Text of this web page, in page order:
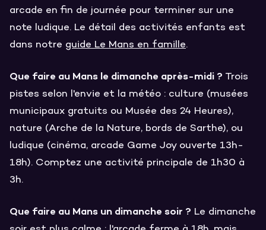
arcade en fin de journée pour terminer sur une
note ludique. Le détail des activités enfants est
dans notre guide Le Mans en famille.
Que faire au Mans le dimanche après-midi ? Trois
pistes selon l'envie et la météo : culture (musées
municipaux gratuits ou Musée des 24 Heures),
nature (Arche de la Nature, bords de Sarthe), ou
ludique (cinéma, arcade Game Joy ouverte 13h-
18h). Comptez une activité principale de 1h30 à
3h.
Que faire au Mans un dimanche soir ? Le dimanche